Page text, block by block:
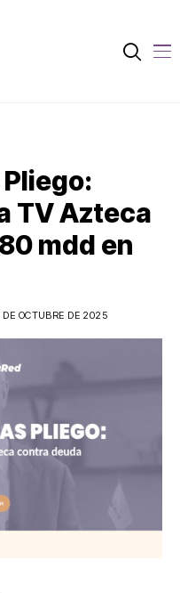
TV Azteca
mdd en
DE OCTUBRE DE 2025